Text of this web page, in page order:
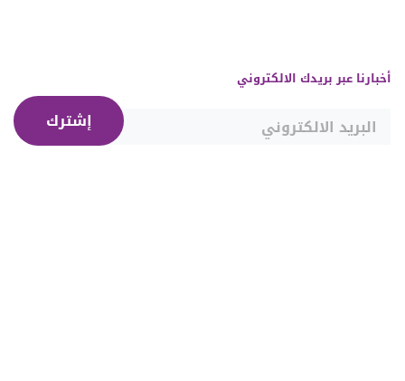
أخبارنا عبر بريدك الالكتروني
إشترك